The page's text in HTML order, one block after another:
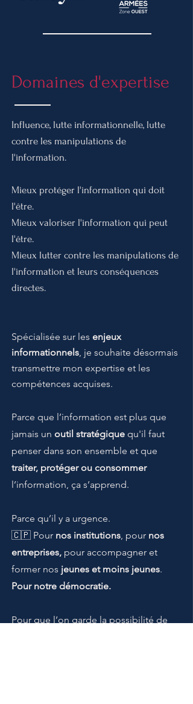
Domaines d'expertise
Influence, lutte informationnelle, lutte
contre les manipulations de
l'information.
Mieux protéger l'information qui doit
l'être.
Mieux valoriser l'information qui peut
l'être.
Mieux lutter contre les manipulations de
l'information et leurs conséquences
directes.
Spécialisée sur les enjeux
informationnels, je souhaite désormais
transmettre mon expertise et les
compétences acquises.
Parce que l’information est plus que
jamais un outil stratégique qu'il faut
penser dans son ensemble et que
traiter, protéger ou consommer
l’information, ça s’apprend.
Parce qu’il y a urgence.
🇨🇵 Pour nos institutions, pour nos
entreprises, pour accompagner et
former nos jeunes et moins jeunes.
Pour notre démocratie.
Pour que l’on garde la possibilité de